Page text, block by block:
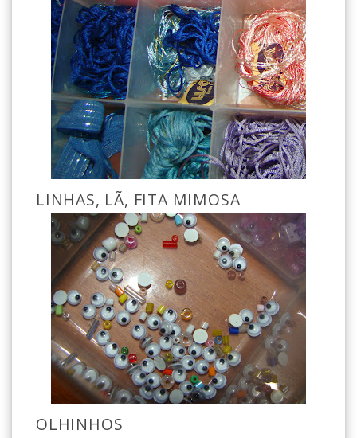
LINHAS, LÃ, FITA MIMOSA
OLHINHOS